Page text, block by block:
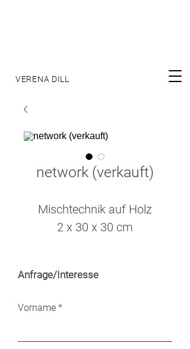
VERENA DILL
network (verkauft)
Mischtechnik auf Holz
2 x 30 x 30 cm
Anfrage/Interesse
Vorname